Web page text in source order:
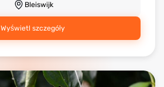
Bleiswijk
Wyświetl szczegóły